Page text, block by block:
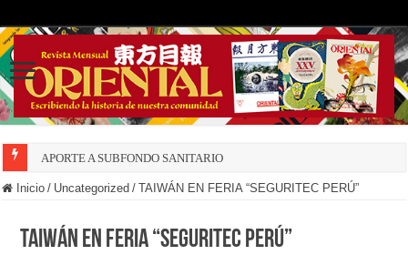
APORTE A SUBFONDO SANITARIO
Inicio / Uncategorized / TAIWÁN EN FERIA “SEGURITEC PERÚ”
TAIWÁN EN FERIA “SEGURITEC PERÚ”